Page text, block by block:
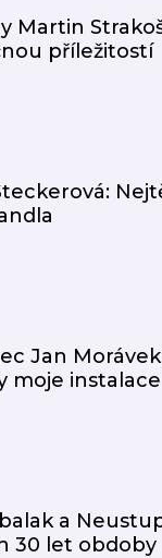
Martin
příležitostí
Jan
moje instalace
a
30 let obdoby